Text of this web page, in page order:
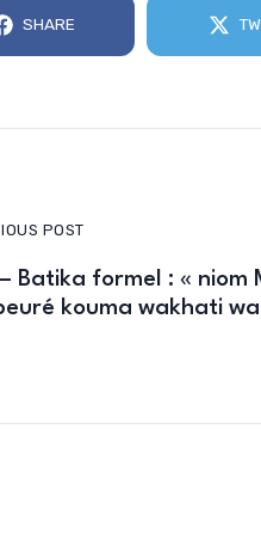
SHARE
POST
Batika formel : « niom
kouma wakhati